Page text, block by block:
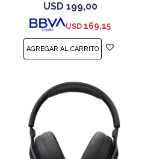
USD 199,00
USD 169,15